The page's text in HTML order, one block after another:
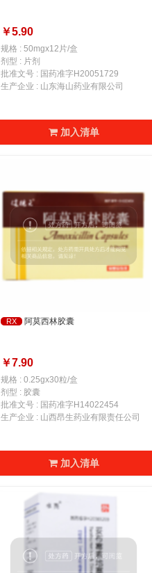
￥5.90
规格 : 50mgx12片/盒
剂型 : 片剂
批准文号 : 国药准字H20051729
生产企业 : 山东海山药业有限公司
加入清单
RX 阿莫西林胶囊
￥7.90
规格 : 0.25gx30粒/盒
剂型 : 胶囊
批准文号 : 国药准字H14022454
生产企业 : 山西昂生药业有限责任公司
加入清单